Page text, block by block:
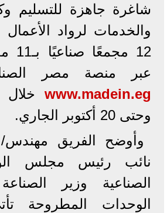
شاغرة جاهزة للتسليم
والخدمات لرواد
12
عبر منصة مصر
www.madein.eg
وحتى 20 أكتوبر الجاري.
وأوضح الفريق مهندس/
نائب رئيس مجلس
الصناعية وزير
الوحدات المطروحة